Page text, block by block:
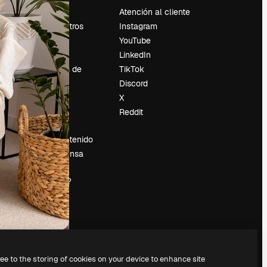
Precios
Sobre nosotros
Reviews
Empleo
Tendencias de
búsqueda
Blog
Eventos
Slidesgo
Vender contenido
Sala de prensa
¿Buscas
magnific.ai?
Atención al cliente
Instagram
YouTube
LinkedIn
TikTok
Discord
X
Reddit
to the storing of cookies on your device to enhance site